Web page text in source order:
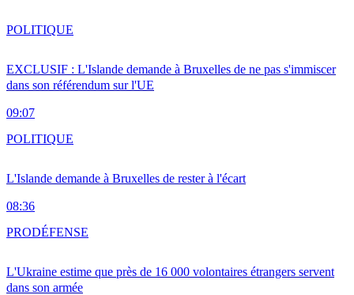
EXCLUSIF : L'Islande demande à Bruxelles de ne pas s'immiscer
dans son référendum sur l'UE
09:07
POLITIQUE
L'Islande demande à Bruxelles de rester à l'écart
08:36
POLITIQUE
L'Ukraine estime que près de 16 000 volontaires étrangers servent
dans son armée
PRODÉFENSE